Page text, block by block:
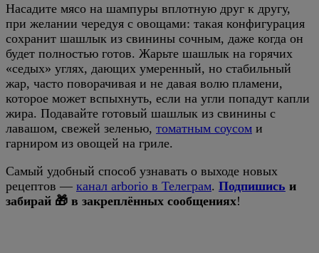
Насадите мясо на шампуры вплотную друг к другу,
при желании чередуя с овощами: такая конфигурация
сохранит шашлык из свинины сочным, даже когда он
будет полностью готов. Жарьте шашлык на горячих
«седых» углях, дающих умеренный, но стабильный
жар, часто поворачивая и не давая волю пламени,
которое может вспыхнуть, если на угли попадут капли
жира. Подавайте готовый шашлык из свинины с
лавашом, свежей зеленью, томатным соусом и
гарниром из овощей на гриле.
Самый удобный способ узнавать о выходе новых
рецептов — канал arborio в Телеграм. Подпишись и
забирай 🎁 в закреплённых сообщениях!